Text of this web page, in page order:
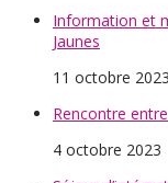
Information et
Jaunes
11 octobre 2023
Rencontre
4 octobre 2023